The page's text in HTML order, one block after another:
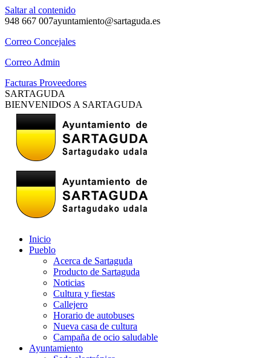
Saltar al contenido
948 667 007ayuntamiento@sartaguda.es
Correo Concejales
Correo Admin
Facturas Proveedores
SARTAGUDA
BIENVENIDOS A SARTAGUDA
Inicio
Pueblo
Acerca de Sartaguda
Producto de Sartaguda
Noticias
Cultura y fiestas
Callejero
Horario de autobuses
Nueva casa de cultura
Campaña de ocio saludable
Ayuntamiento